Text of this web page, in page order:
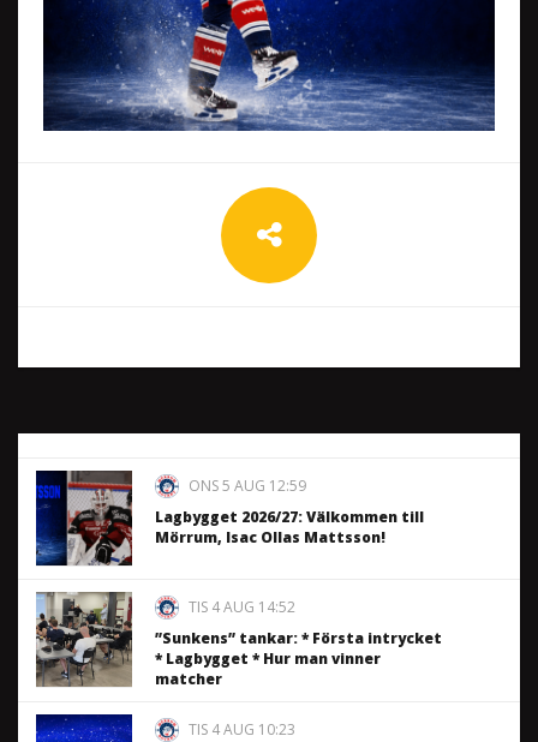
ONS 5 AUG 12:59
Lagbygget 2026/27: Välkommen till
Mörrum, Isac Ollas Mattsson!
TIS 4 AUG 14:52
”Sunkens” tankar: * Första intrycket
* Lagbygget * Hur man vinner
matcher
TIS 4 AUG 10:23